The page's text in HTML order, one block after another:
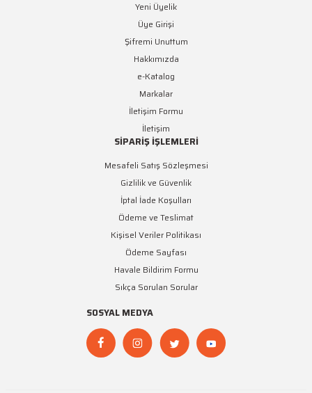
Yeni Üyelik
Üye Girişi
Şifremi Unuttum
Hakkımızda
e-Katalog
Markalar
İletişim Formu
İletişim
SİPARİŞ İŞLEMLERİ
Mesafeli Satış Sözleşmesi
Gizlilik ve Güvenlik
İptal İade Koşulları
Ödeme ve Teslimat
Kişisel Veriler Politikası
Ödeme Sayfası
Havale Bildirim Formu
Sıkça Sorulan Sorular
SOSYAL MEDYA